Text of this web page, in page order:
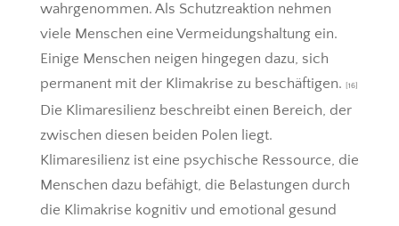
wahrgenommen. Als Schutzreaktion nehmen
viele Menschen eine Vermeidungshaltung ein.
Einige Menschen neigen hingegen dazu, sich
permanent mit der Klimakrise zu beschäftigen.
[16]
Die Klimaresilienz beschreibt einen Bereich, der
zwischen diesen beiden Polen liegt.
Klimaresilienz ist eine psychische Ressource, die
Menschen dazu befähigt, die Belastungen durch
die Klimakrise kognitiv und emotional gesund